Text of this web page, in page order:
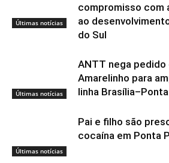
Últimas notícias
compromisso com
ao
do Sul
Últimas notícias
ANTT nega pedido
Amarelinho para
linha
Últimas notícias
Pai e filho são
cocaína em Ponta